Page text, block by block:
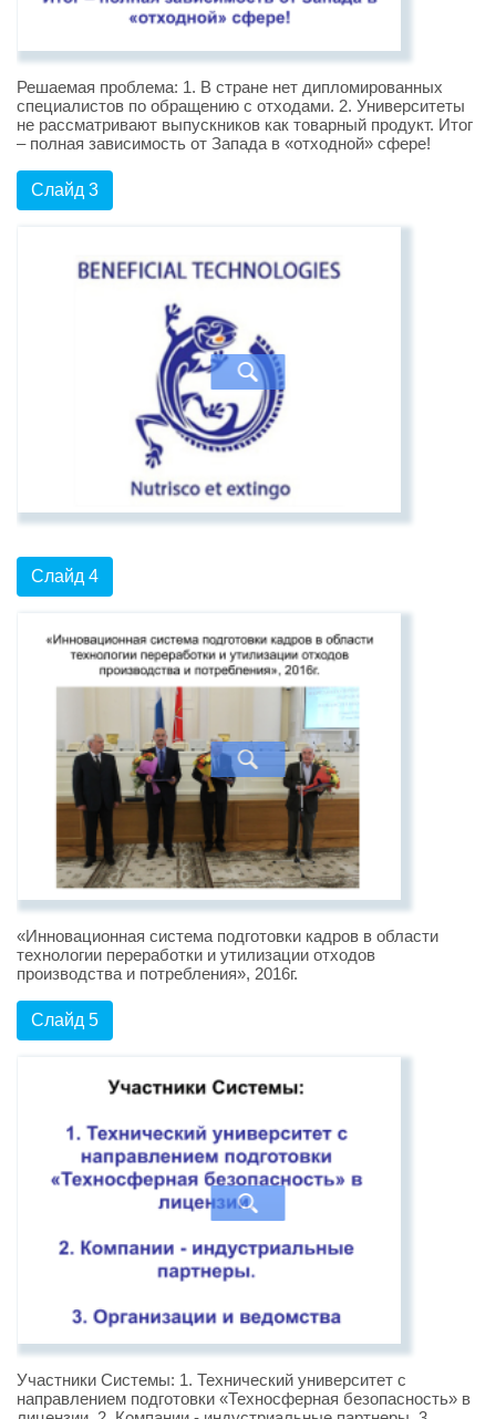
Решаемая проблема: 1. В стране нет дипломированных
специалистов по обращению с отходами. 2. Университеты
не рассматривают выпускников как товарный продукт. Итог
– полная зависимость от Запада в «отходной» сфере!
Слайд 3
Слайд 4
«Инновационная система подготовки кадров в области
технологии переработки и утилизации отходов
производства и потребления», 2016г.
Слайд 5
Участники Системы: 1. Технический университет с
направлением подготовки «Техносферная безопасность» в